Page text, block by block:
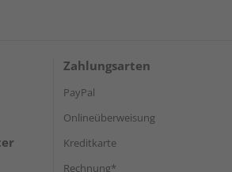
Zahlungsarten
PayPal
Onlineüberweisung
Kreditkarte
Rechnung*